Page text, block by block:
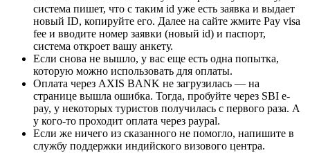
система пишет, что с таким id уже есть заявка и выдает
новый ID, копируйте его. Далее на сайте жмите Pay visa
fee и вводите номер заявки (новый id) и паспорт,
система откроет вашу анкету.
Если снова не вышло, у вас еще есть одна попытка,
которую можно использовать для оплаты.
Оплата через AXIS BANK не загрузилась — на
странице вышла ошибка. Тогда, пробуйте через SBI e-
pay, у некоторых туристов получилась с первого раза. А
у кого-то проходит оплата через paypal.
Если же ничего из сказанного не помогло, напишите в
службу поддержки индийского визового центра.